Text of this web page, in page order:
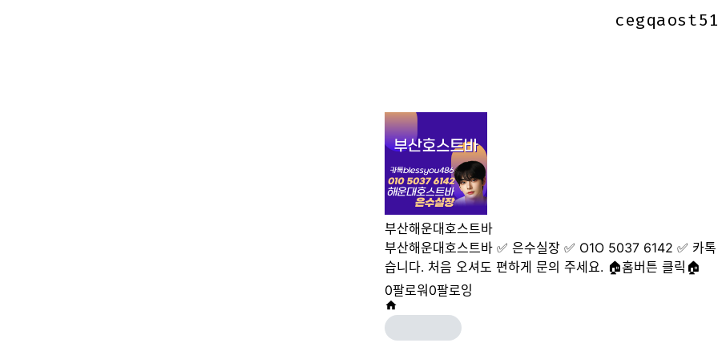
부산해운대호스트바
부산해운대호스트바 ✅ 은수실장 ✅ O1O 5037 6142 ✅ 카
습니다. 처음 오셔도 편하게 문의 주세요. 🏠홈버튼 클릭🏠
0팔로워 0팔로잉